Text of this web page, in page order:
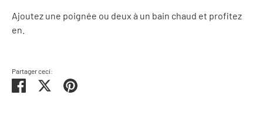
Ajoutez une poignée ou deux à un bain chaud et profitez
en.
Partager ceci:
PartagerTweeterÉpingler